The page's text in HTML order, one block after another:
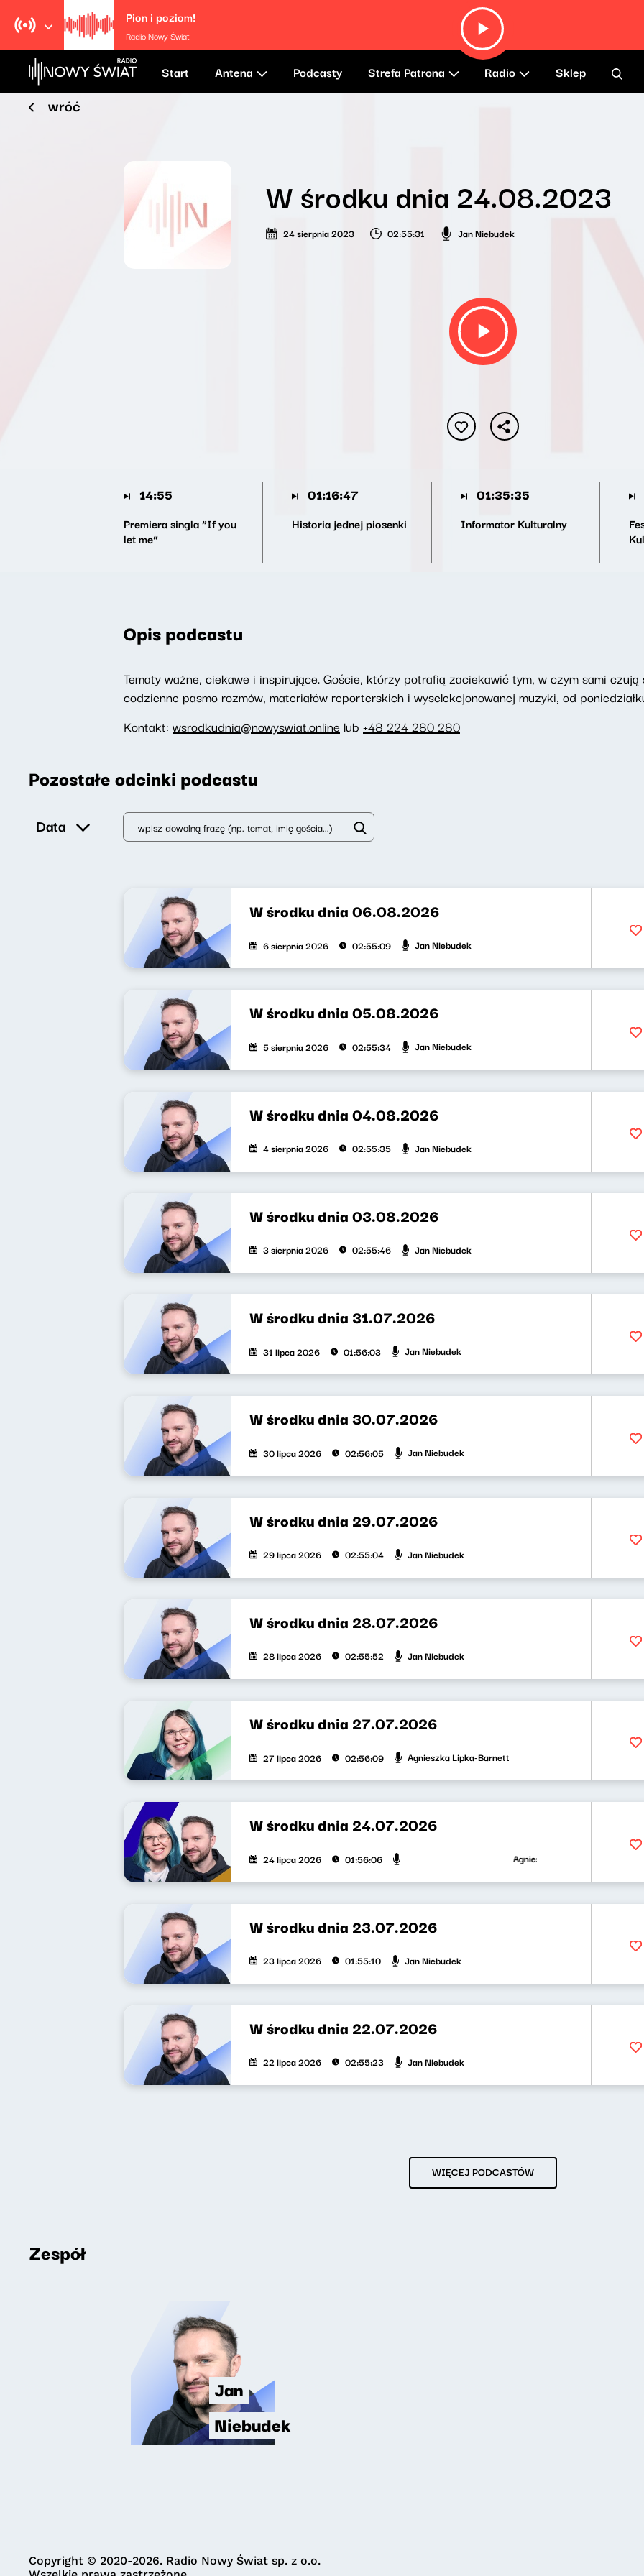
Pion i poziom!
Radio Nowy Świat
Start Antena Podcasty Strefa Patrona Radio Sklep
wróć
W środku dnia 24.08.2023
24 sierpnia 2023 02:55:31 Jan Niebudek
14:55
Premiera singla “If you
let me”
01:16:47
Historia jednej piosenki
01:35:35
Informator Kulturalny
Opis podcastu
Tematy ważne, ciekawe i inspirujące. Goście, którzy potrafią zaciekawić tym, w czym sami
codzienne pasmo rozmów, materiałów reporterskich i wyselekcjonowanej muzyki, od
Kontakt: wsrodkudnia@nowyswiat.online lub +48 224 280 280
Pozostałe odcinki podcastu
Data
W środku dnia 06.08.2026
6 sierpnia 2026 02:55:09 Jan Niebudek
W środku dnia 05.08.2026
5 sierpnia 2026 02:55:34 Jan Niebudek
W środku dnia 04.08.2026
4 sierpnia 2026 02:55:35 Jan Niebudek
W środku dnia 03.08.2026
3 sierpnia 2026 02:55:46 Jan Niebudek
W środku dnia 31.07.2026
31 lipca 2026 01:56:03 Jan Niebudek
W środku dnia 30.07.2026
30 lipca 2026 02:56:05 Jan Niebudek
W środku dnia 29.07.2026
29 lipca 2026 02:55:04 Jan Niebudek
W środku dnia 28.07.2026
28 lipca 2026 02:55:52 Jan Niebudek
W środku dnia 27.07.2026
27 lipca 2026 02:56:09 Agnieszka Lipka-Barnett
W środku dnia 24.07.2026
24 lipca 2026 01:56:06 Agnieszka Lipka-Barnett, Jan
W środku dnia 23.07.2026
23 lipca 2026 01:55:10 Jan Niebudek
W środku dnia 22.07.2026
22 lipca 2026 02:55:23 Jan Niebudek
WIĘCEJ PODCASTÓW
Zespół
Jan
Niebudek
Copyright © 2020-2026. Radio Nowy Świat sp. z o.o.